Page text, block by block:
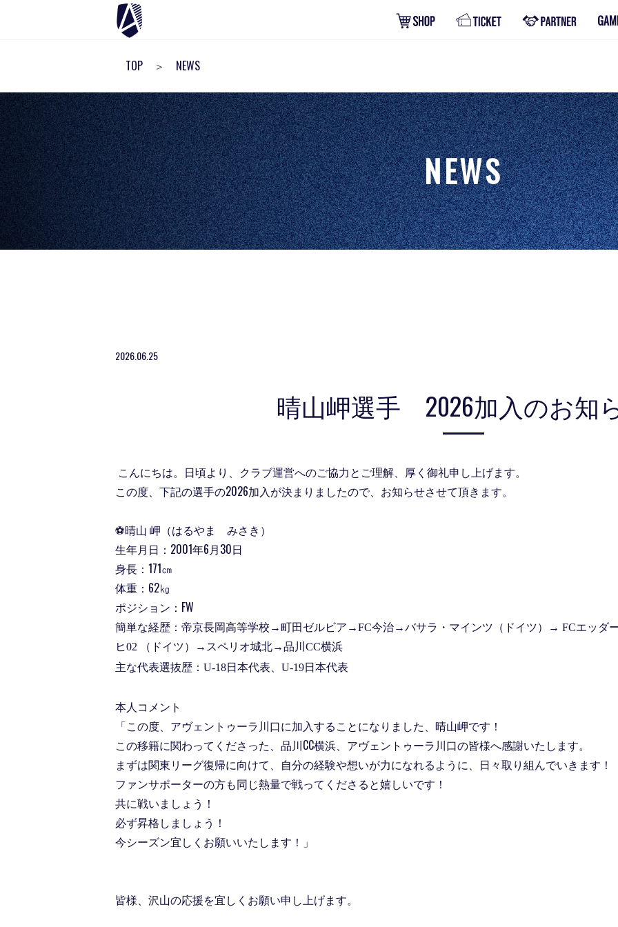
GOODS TICKET PARTNER
TOP NEWS
NEWS
2026.06.25
晴山岬選手 2026加入のお知
こんにちは。日頃より、クラブ運営へのご協力とご理解、厚く御礼申し上げます。
この度、下記の選手の2026加入が決まりましたので、お知らせさせて頂きます。
⚽晴山 岬（はるやま みさき）
生年月日：2001年6月30日
身長：171㎝
体重：62㎏
ポジション：FW
簡単な経歴： 帝京長岡高等学校→町田ゼルビア→FC今治→バサラ・マインツ （ドイツ）→ FCエッダ
ヒ02 （ドイツ）
→スペリオ城北→品川CC横浜
主な代表選抜歴： U-18日本代表、U-19日本代表
本人コメント
「この度、アヴェントゥーラ川口に加入することになりました、晴山岬です！
この移籍に関わってくださった、品川CC横浜、アヴェントゥーラ川口の皆様へ感謝いたします。
まずは関東リーグ復帰に向けて、自分の経験や想いが力になれるように、日々取り組んでいきます！
ファンサポーターの方も同じ熱量で戦ってくださると嬉しいです！
共に戦いましょう！
必ず昇格しましょう！
今シーズン宜しくお願いいたします！」
皆様、沢山の応援を宜しくお願い申し上げます。